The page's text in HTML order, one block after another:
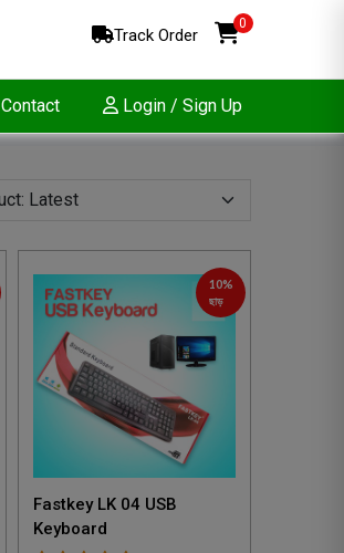
Track Order
0
Contact Login / Sign Up
10%
ছাড়
Fastkey LK 04 USB
Keyboard